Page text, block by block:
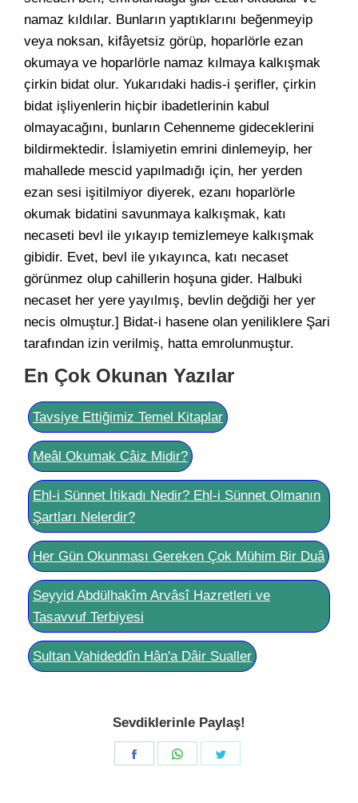
namaz kıldılar. Bunların yaptıklarını beğenmeyip
veya noksan, kifâyetsiz görüp, hoparlörle ezan
okumaya ve hoparlörle namaz kılmaya kalkışmak
çirkin bidat olur. Yukarıdaki hadis-i şerifler, çirkin
bidat işliyenlerin hiçbir ibadetlerinin kabul
olmayacağını, bunların Cehenneme gideceklerini
bildirmektedir. İslamiyetin emrini dinlemeyip, her
mahallede mescid yapılmadığı için, her yerden
ezan sesi işitilmiyor diyerek, ezanı hoparlörle
okumak bidatini savunmaya kalkışmak, katı
necaseti bevl ile yıkayıp temizlemeye kalkışmak
gibidir. Evet, bevl ile yıkayınca, katı necaset
görünmez olup cahillerin hoşuna gider. Halbuki
necaset her yere yayılmış, bevlin değdiği her yer
necis olmuştur.] Bidat-i hasene olan yeniliklere Şari
tarafından izin verilmiş, hatta emrolunmuştur.
En Çok Okunan Yazılar
Tavsiye Ettiğimiz Temel Kitaplar
Meâl Okumak Câiz Midir?
Ehl-i Sünnet İtikadı Nedir? Ehl-i Sünnet Olmanın
Şartları Nelerdir?
Her Gün Okunması Gereken Çok Mühim Bir Duâ
Seyyid Abdülhakîm Arvâsî Hazretleri ve
Tasavvuf Terbiyesi
Sultan Vahideddîn Hân'a Dâir Sualler
Sevdiklerinle Paylaş!
Share
Share